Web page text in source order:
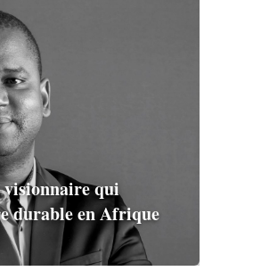
visionnaire qui
durable en Afrique